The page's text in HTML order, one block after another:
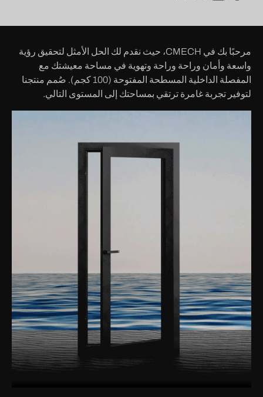
مرحبًا بك في CMECH، حيث نقدم لك الحل الأمثل لتحقيق رؤية
واسعة وأمان وراحة وراحة وتهوية في مساحة معيشتك مع
المفصلة الداخلية المسطحة المفتوحة (100 كجم). صُمم منتجنا
لتوفير تجربة غامرة ترتقي بمساحتك إلى المستوى التالي.